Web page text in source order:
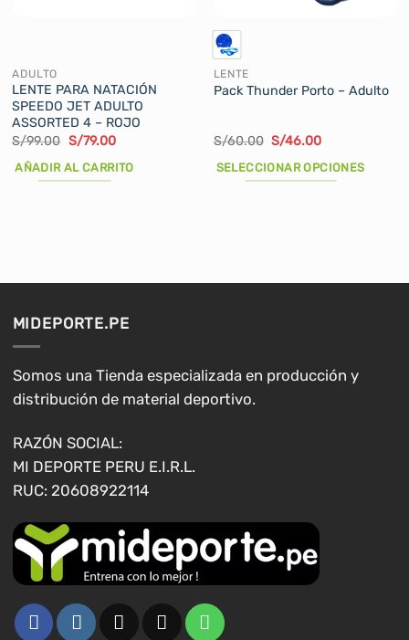
ADULTO
LENTE PARA NATACIÓN
SPEEDO JET ADULTO
ASSORTED 4 – ROJO
S/99.00 El
original
era:
S/79.00El
actual
AÑADIR AL CARRITO
LENTE
Pack Thunder Porto – Adulto
S/60.00 El
original
era:
S/46.00El
actual
es:
SELECCIONAR OPCIONES
elegir
en
MIDEPORTE.PE
Somos una Tienda especializada en producción y
distribución de material deportivo.
RAZÓN SOCIAL:
MI DEPORTE PERU E.I.R.L.
RUC: 20608922114